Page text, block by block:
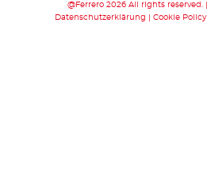
@Ferrero 2026 All rights reserved.
Datenschutzerklärung
Cookie Policy